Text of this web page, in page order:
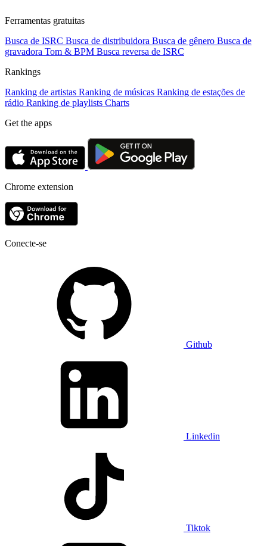
Ferramentas gratuitas
Busca de ISRC Busca de distribuidora Busca de gênero Busca de
gravadora Tom & BPM Busca reversa de ISRC
Rankings
Ranking de artistas Ranking de músicas Ranking de estações de
rádio Ranking de playlists Charts
Get the apps
Chrome extension
Conecte-se
Github
Linkedin
Tiktok